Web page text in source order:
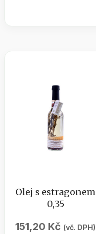
Olej s estragonem
0,35
151,20 Kč (vč. DPH)